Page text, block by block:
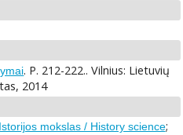
. P. 212-222.. Vilnius: Lietuvių
2014
Istorijos mokslas / History science;